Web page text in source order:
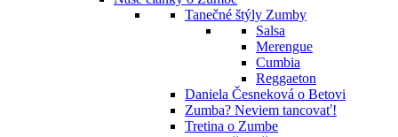
Tanečné štýly Zumby
Salsa
Merengue
Cumbia
Reggaeton
Daniela Česneková o Betovi
Zumba? Neviem tancovať!
Tretina o Zumbe